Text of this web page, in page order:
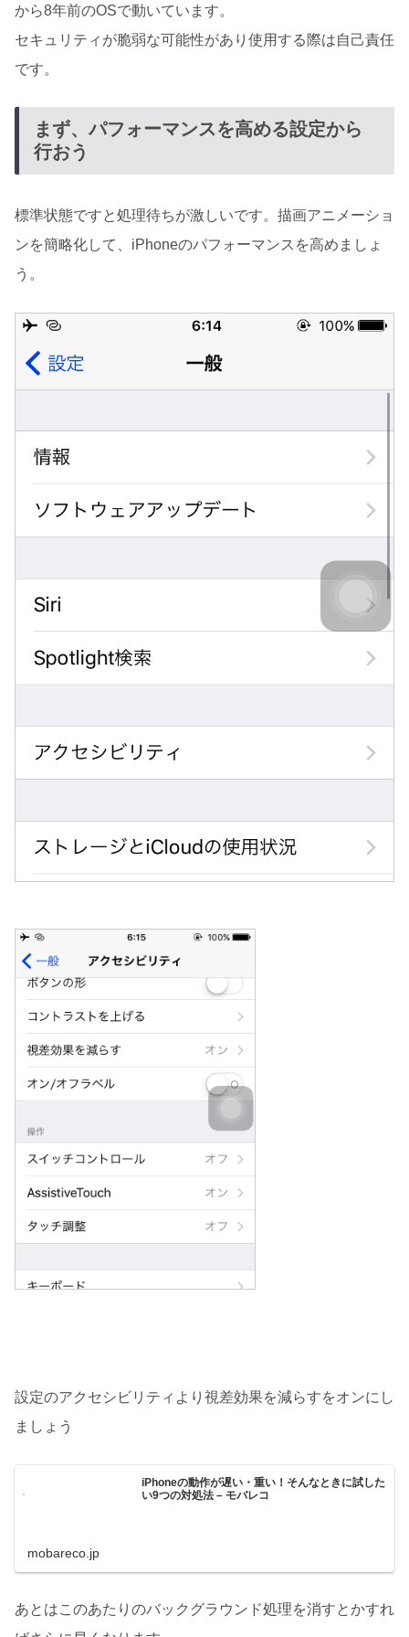
から8年前のOSで動いています。
セキュリティが脆弱な可能性があり使用する際は自己責任
です。
まず、パフォーマンスを高める設定から
行おう
標準状態ですと処理待ちが激しいです。描画アニメーショ
ンを簡略化して、iPhoneのパフォーマンスを高めましょ
う。
設定のアクセシビリティより視差効果を減らすをオンにし
ましょう
iPhoneの動作が遅い・重い！そんなときに試した
い9つの対処法 – モバレコ
mobareco.jp
あとはこのあたりのバックグラウンド処理を消すとかすれ